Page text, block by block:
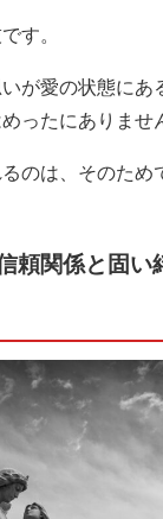
す。
が愛の状態にあ
ったにありませ
のは、そのため
頼関係と固い